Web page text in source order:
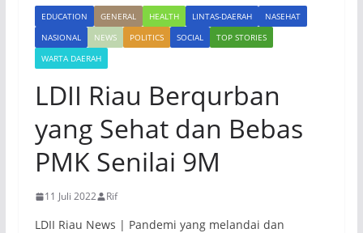
EDUCATION GENERAL HEALTH LINTAS-DAERAH
NASEHAT
NASIONAL
NEWS POLITICS SOCIAL
TOP STORIES
WARTA DAERAH
LDII Riau Berqurban
yang Sehat dan Bebas
PMK Senilai 9M
11 Juli 2022 Rif
LDII Riau News | Pandemi yang melandai dan